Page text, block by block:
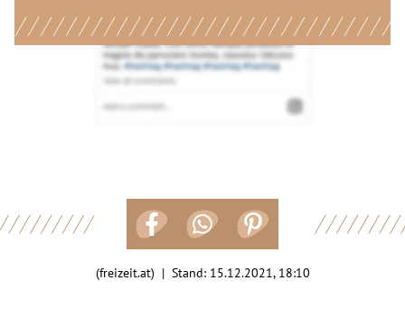
(freizeit.at) | Stand: 15.12.2021, 18:10